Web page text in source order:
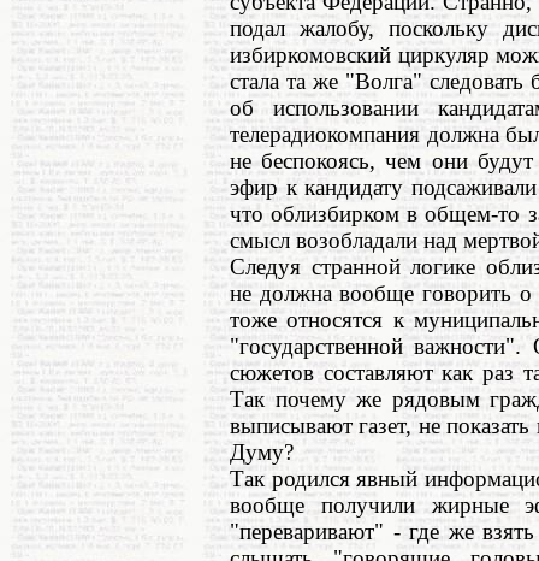
подал жалобу, поскольку
избиркомовский циркуляр
стала та же "Волга"
об использовании
телерадиокомпания должна
не беспокоясь, чем они
эфир к кандидату
что облизбирком в общем-то
смысл возобладали над
Следуя странной логике
не должна вообще говорить о
тоже относятся к
"государственной
сюжетов составляют как раз
Так почему же рядовым
выписывают газет, не
Думу?
Так родился явный
вообще получили жирные
"переваривают" - где же